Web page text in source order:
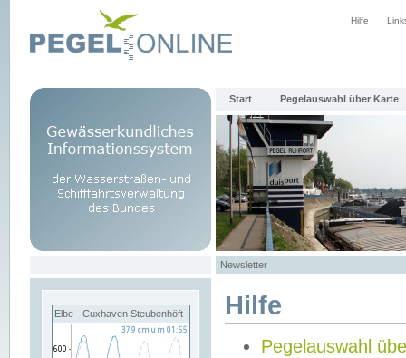
Hilfe
Start Pegelauswahl über Karte
Newsletter
Elbe - Cuxhaven Steubenhöft Hilfe
Pegelauswahl